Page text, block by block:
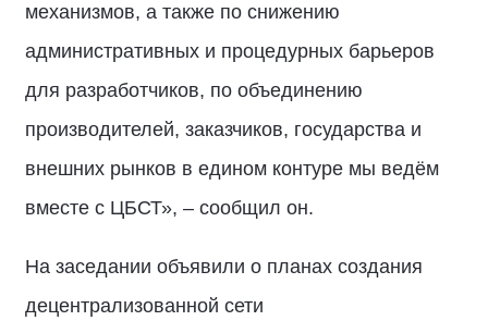
механизмов, а также по снижению
административных и процедурных барьеров
для разработчиков, по объединению
производителей, заказчиков, государства и
внешних рынков в едином контуре мы ведём
вместе с ЦБСТ», – сообщил он.
На заседании объявили о планах создания
децентрализованной сети